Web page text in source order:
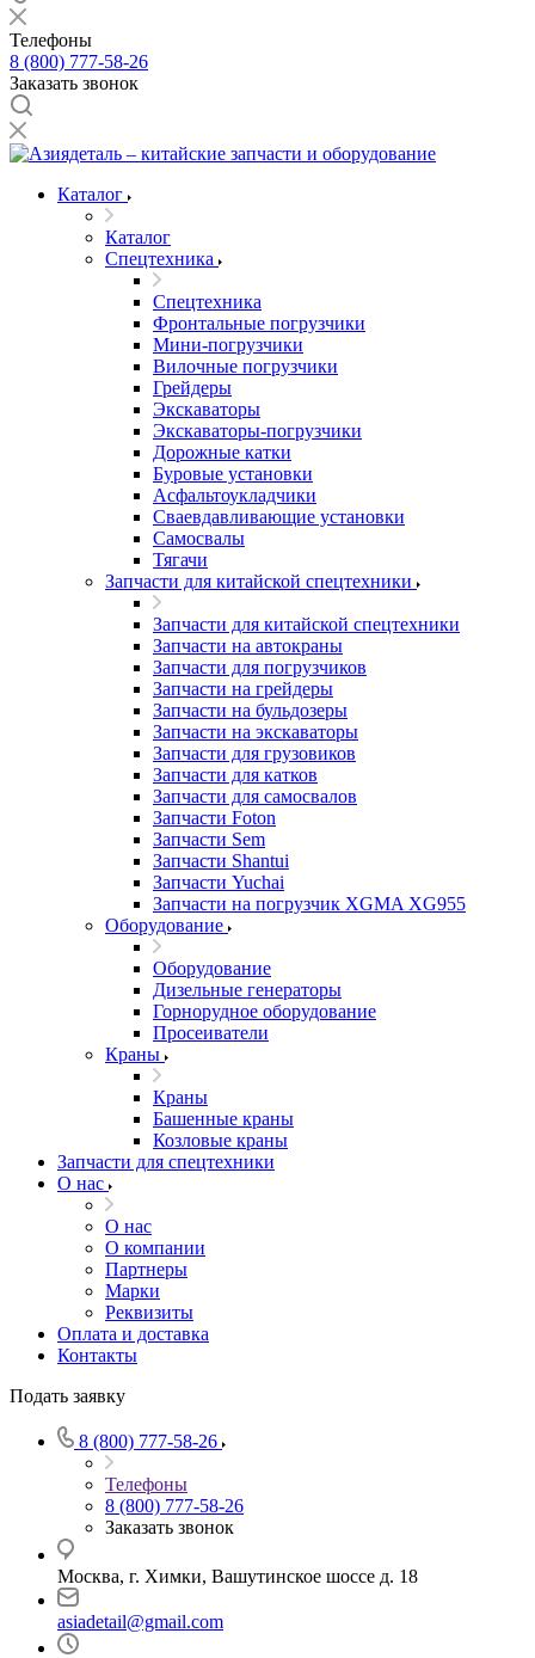
Телефоны
8 (800) 777-58-26
Заказать звонок
Каталог
Каталог
Спецтехника
Спецтехника
Фронтальные погрузчики
Мини-погрузчики
Вилочные погрузчики
Грейдеры
Экскаваторы
Экскаваторы-погрузчики
Дорожные катки
Буровые установки
Асфальтоукладчики
Сваевдавливающие установки
Самосвалы
Тягачи
Запчасти для китайской спецтехники
Запчасти для китайской спецтехники
Запчасти на автокраны
Запчасти для погрузчиков
Запчасти на грейдеры
Запчасти на бульдозеры
Запчасти на экскаваторы
Запчасти для грузовиков
Запчасти для катков
Запчасти для самосвалов
Запчасти Foton
Запчасти Sem
Запчасти Shantui
Запчасти Yuchai
Запчасти на погрузчик XGMA XG955
Оборудование
Оборудование
Дизельные генераторы
Горнорудное оборудование
Просеиватели
Краны
Краны
Башенные краны
Козловые краны
Запчасти для спецтехники
О нас
О нас
О компании
Партнеры
Марки
Реквизиты
Оплата и доставка
Контакты
Подать заявку
8 (800) 777-58-26
Телефоны
8 (800) 777-58-26
Заказать звонок
Москва, г. Химки, Вашутинское шоссе д. 18
asiadetail@gmail.com